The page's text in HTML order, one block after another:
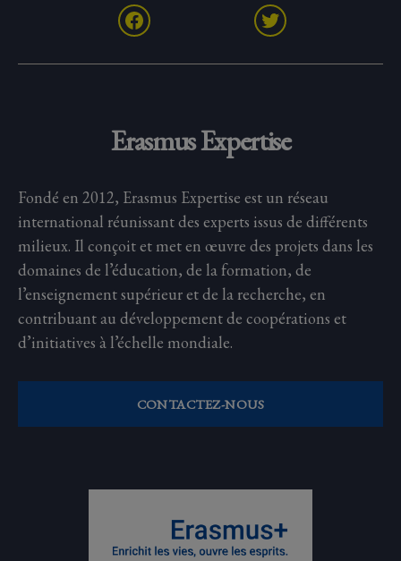
Facebook Twitter
Erasmus Expertise
Fondé en 2012, Erasmus Expertise est un réseau
international réunissant des experts issus de différents
milieux. Il conçoit et met en œuvre des projets dans les
domaines de l’éducation, de la formation, de
l’enseignement supérieur et de la recherche, en
contribuant au développement de coopérations et
d’initiatives à l’échelle mondiale.
CONTACTEZ-NOUS